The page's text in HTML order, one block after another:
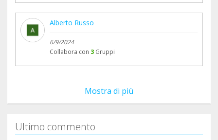
Alberto Russo
6/9/2024
Collabora con 3 Gruppi
Mostra di più
Ultimo commento